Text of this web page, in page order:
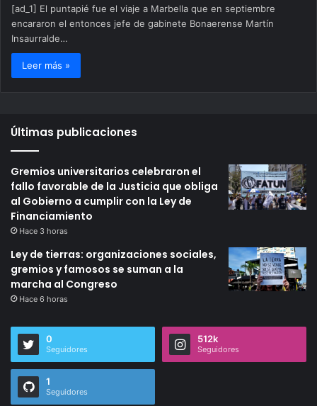
[ad_1] El puntapié fue el viaje a Marbella que en septiembre
encararon el entonces jefe de gabinete Bonaerense Martín
Insaurralde…
Leer más »
Últimas publicaciones
Gremios universitarios celebraron el
fallo favorable de la Justicia que obliga
al Gobierno a cumplir con la Ley de
Financiamiento
Hace 3 horas
Ley de tierras: organizaciones sociales,
gremios y famosos se suman a la
marcha al Congreso
Hace 6 horas
0
Seguidores
512k
Seguidores
1
Seguidores